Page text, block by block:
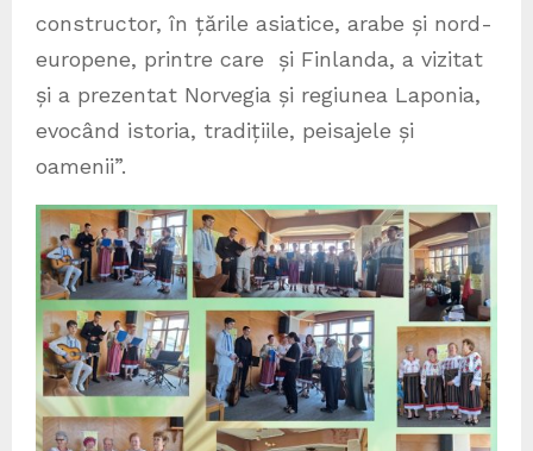
constructor, în țările asiatice, arabe și nord-
europene, printre care și Finlanda, a vizitat
și a prezentat Norvegia și regiunea Laponia,
evocând istoria, tradițiile, peisajele și
oamenii”.